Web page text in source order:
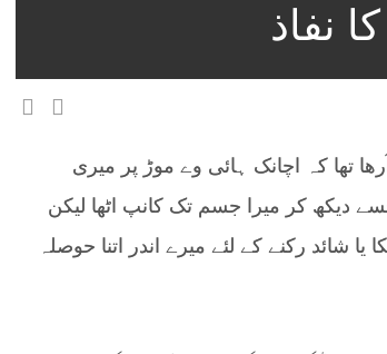
نفاذ
تھا کہ اچانک ہائی وے موڑ پر میری
دیکھ کر میرا جسم تک کانپ اٹھا لیکن
رکنے کے لئے میرے اندر اتنا حوصلہ